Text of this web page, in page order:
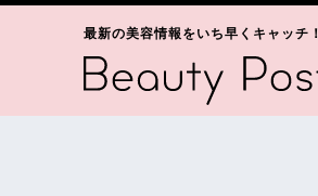
最新の美容情報をいち早くキャッチ！